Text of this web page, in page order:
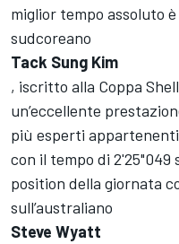
miglior tempo assoluto
sudcoreano
Tack Sung Kim
, iscritto alla Coppa
un’eccellente
più esperti
con il tempo di 2'25"049
position della giornata
sull’australiano
Steve Wyatt